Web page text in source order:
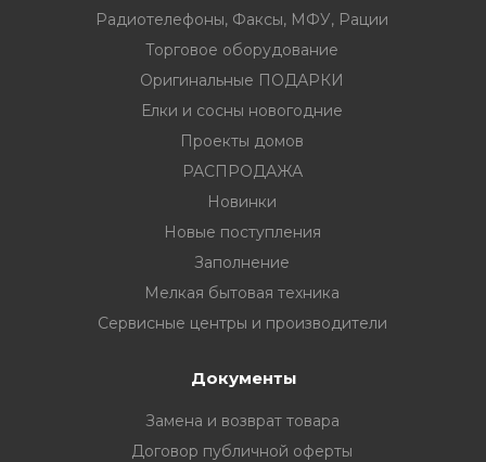
Радиотелефоны, Факсы, МФУ, Рации
Торговое оборудование
Оригинальные ПОДАРКИ
Елки и сосны новогодние
Проекты домов
РАСПРОДАЖА
Новинки
Новые поступления
Заполнение
Мелкая бытовая техника
Сервисные центры и производители
Документы
Замена и возврат товара
Договор публичной оферты